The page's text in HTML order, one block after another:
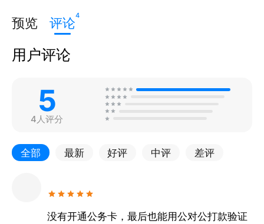
预览 评论4
用户评论
5
4人评分
全部 最新 好评 中评 差评
没有开通公务卡，最后也能用公对公打款验证